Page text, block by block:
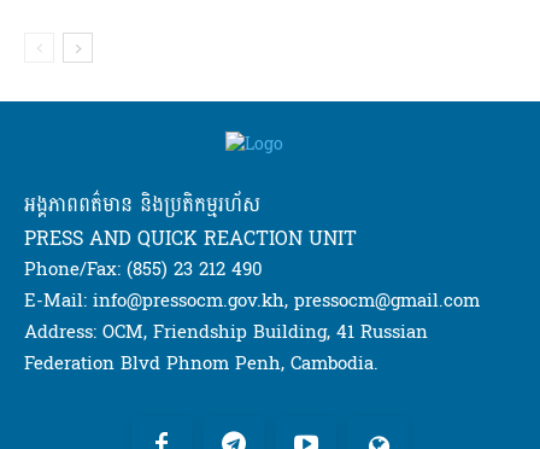
អង្គភាពពត៌មាន និងប្រតិកម្មរហ័ស
PRESS AND QUICK REACTION UNIT
Phone/Fax: (855) 23 212 490
E-Mail: info@pressocm.gov.kh, pressocm@gmail.com
Address: OCM, Friendship Building, 41 Russian
Federation Blvd Phnom Penh, Cambodia.